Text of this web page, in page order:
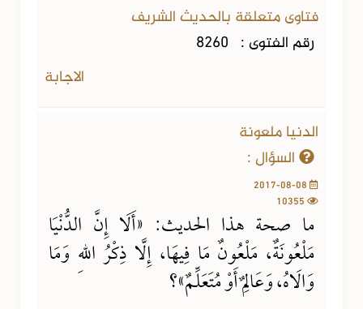
فتاوى متعلقة بالحديث الشريف
رقم الفتوى : 8260
الاجابة
الدنيا ملعونة
السؤال :
ما صحة هذا الحديث: «أَلَا إِنَّ الدُّنْيَا
مَلْعُونَةٌ، مَلْعُونٌ مَا فِيهَا، إِلَّا ذِكْرُ اللهِ وَمَا
وَالَاهُ، وَعَالِمٌ أَوْ مُتَعَلِّمٌ»؟